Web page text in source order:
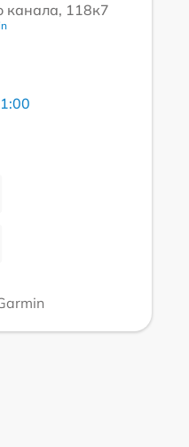
канала, 118к7